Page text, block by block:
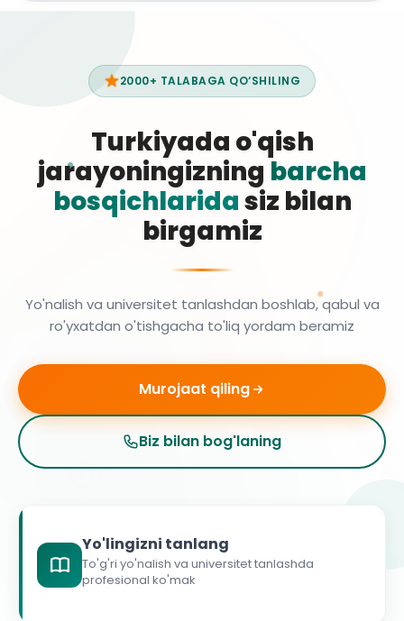
2000+ TALABAGA QO‘SHILING
Turkiyada o'qish
jarayoningizning barcha
bosqichlaridasiz bilan
birgamiz
Yo'nalish va universitet tanlashdan boshlab, qabul va
ro'yxatdan o'tishgacha to'liq yordam beramiz
Murojaat qiling
Biz bilan bog'laning
Yo'lingizni tanlang
To'g'ri yo'nalish va universitet tanlashda
profesional ko'mak